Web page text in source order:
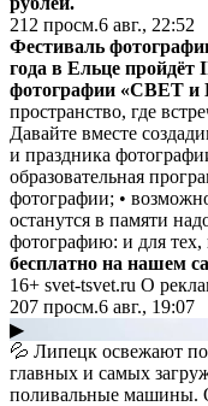
212 просм.6 авг., 22:52
Фестиваль
года в Ельце
фотографии «СВЕТ
пространство, где
Давайте вместе
и праздника
образовательная
фотографии; •
останутся в памяти
фотографию: и для тех,
бесплатно на нашем
16+ svet-tsvet.ru О
207 просм.6 авг., 19:07
▶
💦 Липецк освежают
главных и самых
поливальные машины.